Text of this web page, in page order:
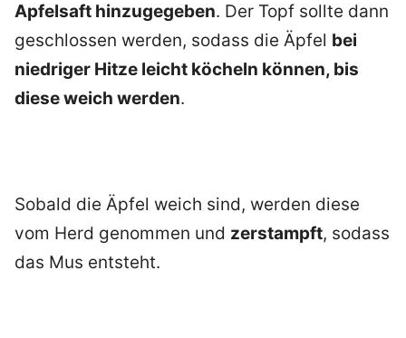
Apfelsaft hinzugegeben. Der Topf sollte dann
geschlossen werden, sodass die Äpfel bei
niedriger Hitze leicht köcheln können, bis
diese weich werden.
Sobald die Äpfel weich sind, werden diese
vom Herd genommen und zerstampft, sodass
das Mus entsteht.